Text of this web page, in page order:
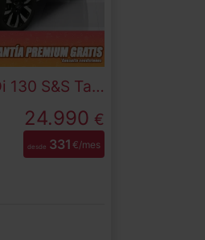
BlueHDi 130 S&S Talla M Max Auto 96 kW (130 CV)
24.990 €
desde 331 €/mes